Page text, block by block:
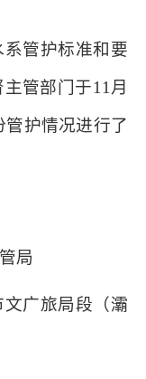
管护标准和要
管部门于11月
管护情况进行了
局
广旅局段（灞